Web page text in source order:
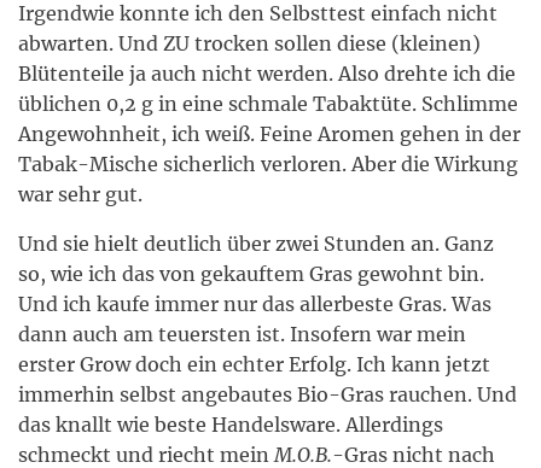
Irgendwie konnte ich den Selbsttest einfach nicht
abwarten. Und ZU trocken sollen diese (kleinen)
Blütenteile ja auch nicht werden. Also drehte ich die
üblichen 0,2 g in eine schmale Tabaktüte. Schlimme
Angewohnheit, ich weiß. Feine Aromen gehen in der
Tabak-Mische sicherlich verloren. Aber die Wirkung
war sehr gut.
Und sie hielt deutlich über zwei Stunden an. Ganz
so, wie ich das von gekauftem Gras gewohnt bin.
Und ich kaufe immer nur das allerbeste Gras. Was
dann auch am teuersten ist. Insofern war mein
erster Grow doch ein echter Erfolg. Ich kann jetzt
immerhin selbst angebautes Bio-Gras rauchen. Und
das knallt wie beste Handelsware. Allerdings
schmeckt und riecht meinM.O.B.-Gras nicht nach